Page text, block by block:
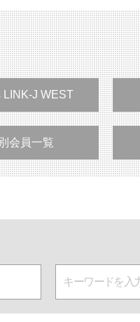
LINK-J WEST
会員一覧